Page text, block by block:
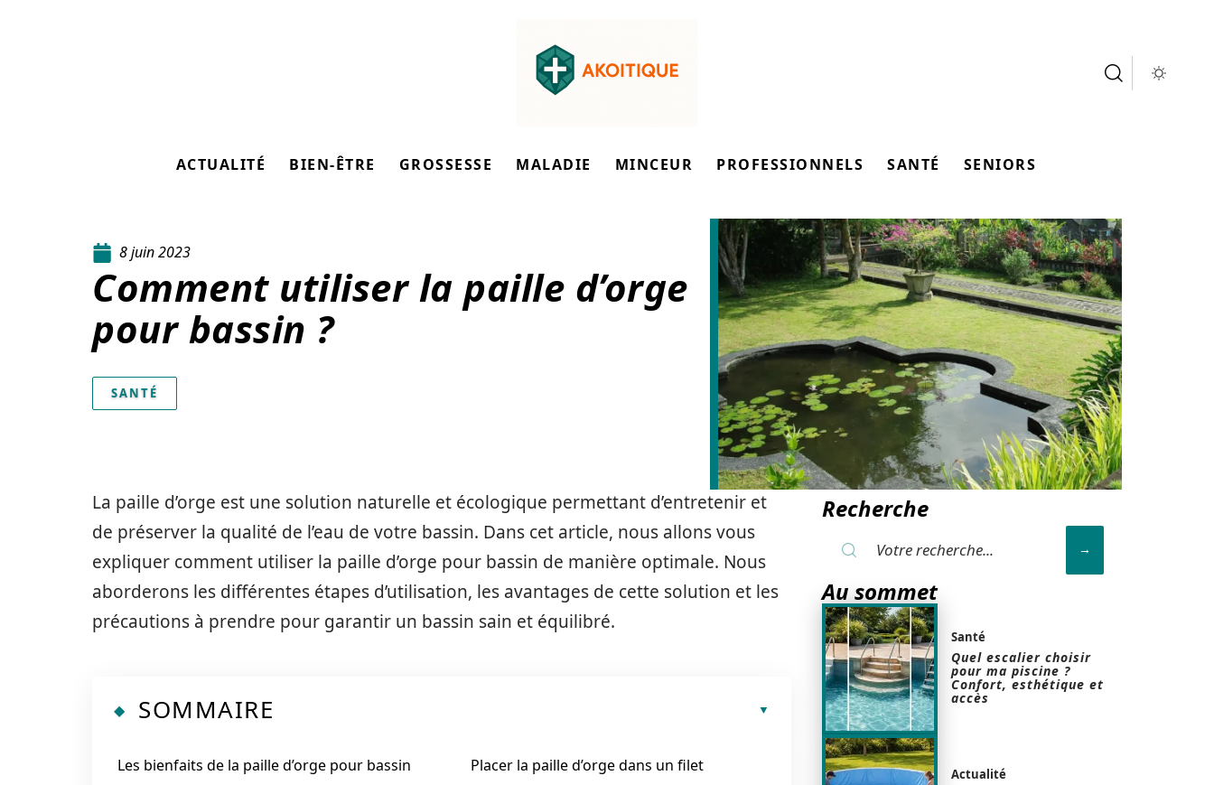
ACTUALITÉ BIEN-ÊTRE GROSSESSE MALADIE MINCEUR PROFESSIONNELS SANTÉ SENIORS
8 juin 2023
Comment utiliser la paille d’orge
pour bassin ?
SANTÉ
La paille d’orge est une solution naturelle et écologique permettant d’entretenir et
de préserver la qualité de l’eau de votre bassin. Dans cet article, nous allons vous
expliquer comment utiliser la paille d’orge pour bassin de manière optimale. Nous
aborderons les différentes étapes d’utilisation, les avantages de cette solution et les
précautions à prendre pour garantir un bassin sain et équilibré.
SOMMAIRE
Les bienfaits de la paille d’orge pour bassin
Placer la paille d’orge dans un filet
Recherche
Au sommet
Santé
Quel escalier choisir
pour ma piscine ?
Confort, esthétique et
accès
Actualité